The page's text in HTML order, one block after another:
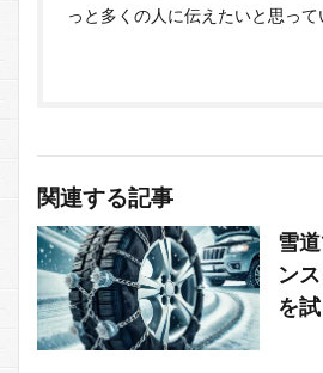
っと多くの人に伝えたいと思って
関連する記事
雪
ン
を